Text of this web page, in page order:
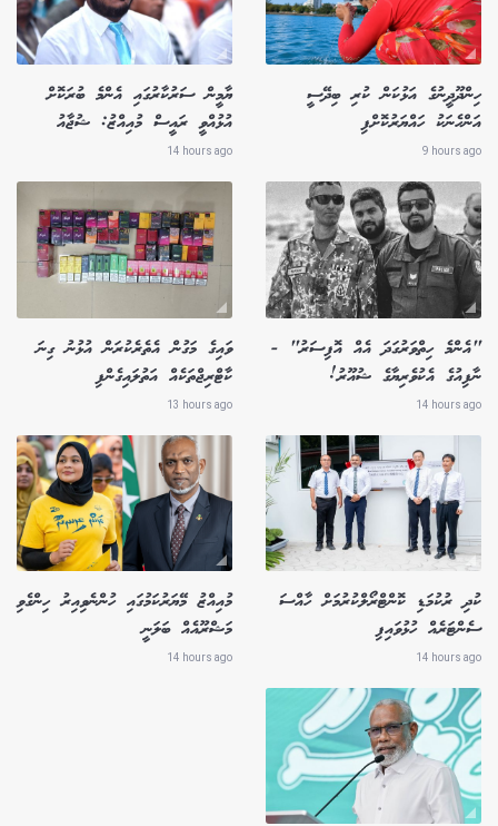
ހިންދޫދީނުގެ އަޅުކަން ކުރި ބިދޭސީ
އަންހެނަކު ހައްޔަރުކޮށްފި
9 hours ago
ޔާމީން ސަރުކާރުގައި އެންމެ ބުރަކޮށް
އުޅުއްވީ ރައީސް މުއިއްޒު: ޝުޖާއު
14 hours ago
"އެންމެ ހިތްވަރުގަދަ އެއް އޮފިސަރު" -
ނާފިއުގެ އެކުވެރިޔާގެ ޝުއޫރު!
14 hours ago
ވައިގެ މަގުން އެތެރެކުރަން އުޅުނު ގިނަ
ކާޓްރިޖްތަކެއް އަތުލައިގެންފި
13 hours ago
ކުދި ރުކުމަޑި ކޮންޓްރޯލްކުރުމަށް ހާއްސަ
ސެންޓަރެއް ހުޅުވައިފި
14 hours ago
މުއިއްޒު މޭޔަރުކަމުގައި ހުންނެވިއިރު ހިންގެވި
މަޝްރޫއެއް ބަލަނީ
14 hours ago